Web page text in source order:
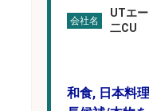
会社名
UTエ
二CU
和食, 日本料